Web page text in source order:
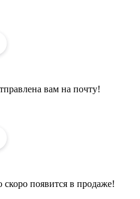
вам на почту!
скоро появится в продаже!